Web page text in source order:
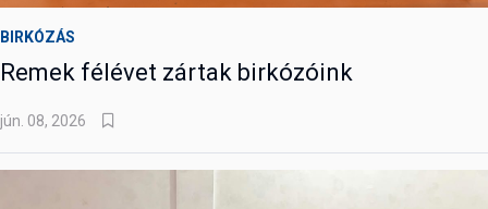
BIRKÓZÁS
Remek félévet zártak birkózóink
jún. 08, 2026